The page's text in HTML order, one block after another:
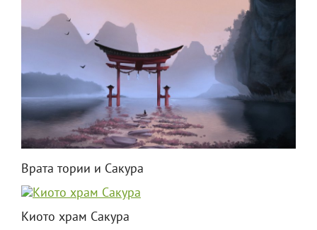
Врата тории и Сакура
Киото храм Сакура